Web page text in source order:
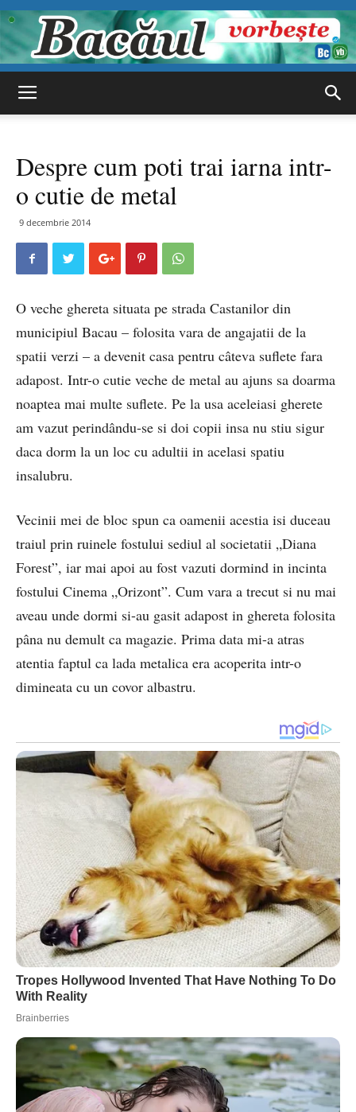
vorbește
Despre cum poti trai iarna intr-
o cutie de metal
9 decembrie 2014
O veche ghereta situata pe strada Castanilor din
municipiul Bacau – folosita vara de angajatii de la
spatii verzi – a devenit casa pentru câteva suflete fara
adapost. Intr-o cutie veche de metal au ajuns sa doarma
noaptea mai multe suflete. Pe la usa aceleiasi gherete
am vazut perindându-se si doi copii insa nu stiu sigur
daca dorm la un loc cu adultii in acelasi spatiu
insalubru.
Vecinii mei de bloc spun ca oamenii acestia isi duceau
traiul prin ruinele fostului sediul al societatii „Diana
Forest”, iar mai apoi au fost vazuti dormind in incinta
fostului Cinema „Orizont”. Cum vara a trecut si nu mai
aveau unde dormi si-au gasit adapost in ghereta folosita
pâna nu demult ca magazie. Prima data mi-a atras
atentia faptul ca lada metalica era acoperita intr-o
dimineata cu un covor albastru.